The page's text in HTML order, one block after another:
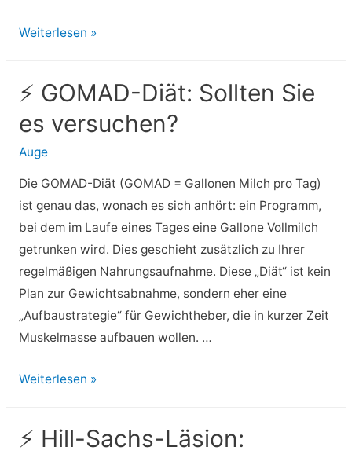
⚡
Fisch:
Was
wissen
sollten
Weiterlesen »
⚡ GOMAD-Diät: Sollten Sie
es versuchen?
Auge
Die GOMAD-Diät (GOMAD = Gallonen Milch pro Tag)
ist genau das, wonach es sich anhört: ein Programm,
bei dem im Laufe eines Tages eine Gallone Vollmilch
getrunken wird. Dies geschieht zusätzlich zu Ihrer
regelmäßigen Nahrungsaufnahme. Diese „Diät“ ist kein
Plan zur Gewichtsabnahme, sondern eher eine
„Aufbaustrategie“ für Gewichtheber, die in kurzer Zeit
Muskelmasse aufbauen wollen. …
⚡
Sollten
Weiterlesen »
⚡ Hill-Sachs-Läsion: